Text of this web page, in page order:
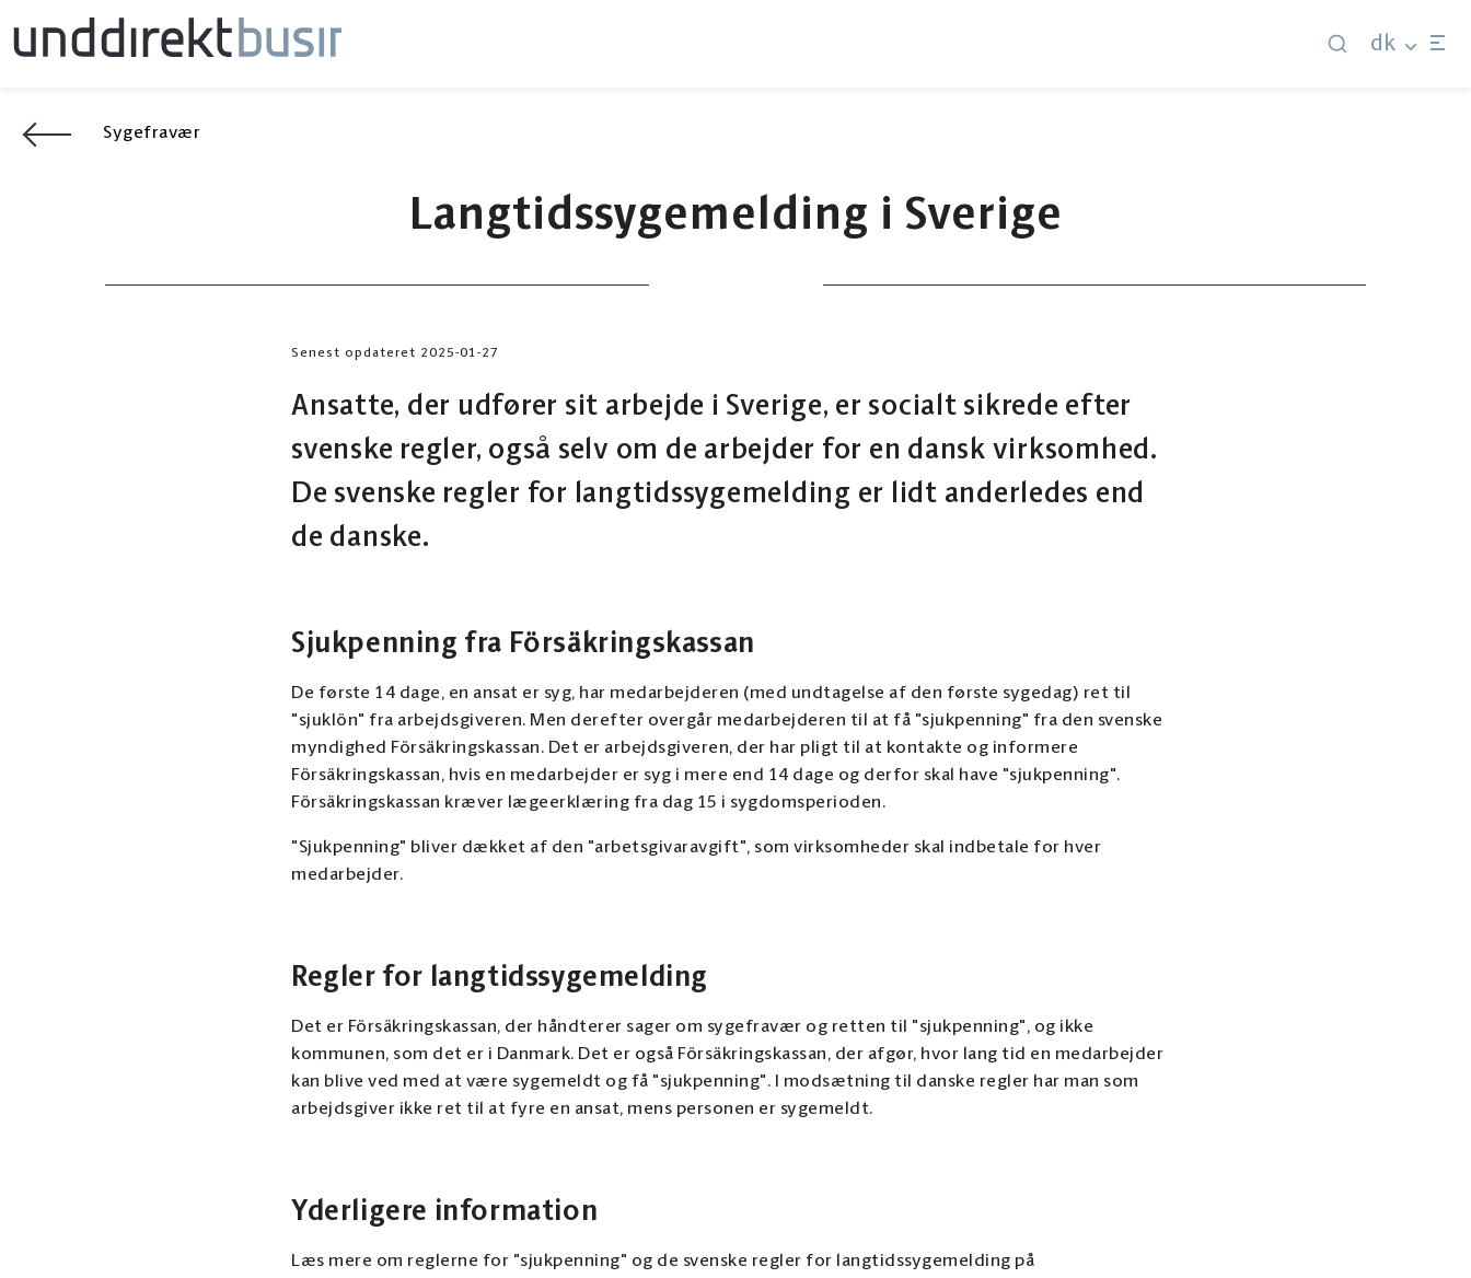
dk
Sygefravær
Langtidssygemelding i Sverige
Senest opdateret 2025-01-27
Ansatte, der udfører sit arbejde i Sverige, er socialt sikrede efter
svenske regler, også selv om de arbejder for en dansk virksomhed.
De svenske regler for langtidssygemelding er lidt anderledes end
de danske.
Sjukpenning fra Försäkringskassan
De første 14 dage, en ansat er syg, har medarbejderen (med undtagelse af den første sygedag) ret til
"sjuklön" fra arbejdsgiveren. Men derefter overgår medarbejderen til at få "sjukpenning" fra den svenske
myndighed Försäkringskassan. Det er arbejdsgiveren, der har pligt til at kontakte og informere
Försäkringskassan, hvis en medarbejder er syg i mere end 14 dage og derfor skal have "sjukpenning".
Försäkringskassan kræver lægeerklæring fra dag 15 i sygdomsperioden.
"Sjukpenning" bliver dækket af den "arbetsgivaravgift", som virksomheder skal indbetale for hver
medarbejder.
Regler for langtidssygemelding
Det er Försäkringskassan, der håndterer sager om sygefravær og retten til "sjukpenning", og ikke
kommunen, som det er i Danmark. Det er også Försäkringskassan, der afgør, hvor lang tid en medarbejder
kan blive ved med at være sygemeldt og få "sjukpenning". I modsætning til danske regler har man som
arbejdsgiver ikke ret til at fyre en ansat, mens personen er sygemeldt.
Yderligere information
Læs mere om reglerne for "sjukpenning" og de svenske regler for langtidssygemelding på